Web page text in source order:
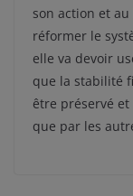
son action et
réformer le
elle va devoir
que la stabilité
être préservé
que par les